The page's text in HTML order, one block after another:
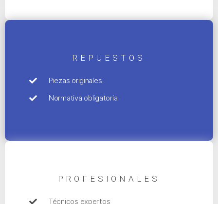
REPUESTOS
Piezas originales
Normativa obligatoria
PROFESIONALES
Técnicos expertos